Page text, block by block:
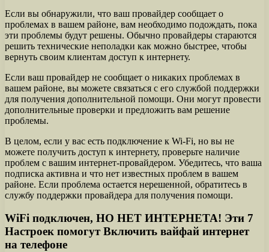
Если вы обнаружили, что ваш провайдер сообщает о
проблемах в вашем районе, вам необходимо подождать, пока
эти проблемы будут решены. Обычно провайдеры стараются
решить технические неполадки как можно быстрее, чтобы
вернуть своим клиентам доступ к интернету.
Если ваш провайдер не сообщает о никаких проблемах в
вашем районе, вы можете связаться с его службой поддержки
для получения дополнительной помощи. Они могут провести
дополнительные проверки и предложить вам решение
проблемы.
В целом, если у вас есть подключение к Wi-Fi, но вы не
можете получить доступ к интернету, проверьте наличие
проблем с вашим интернет-провайдером. Убедитесь, что ваша
подписка активна и что нет известных проблем в вашем
районе. Если проблема остается нерешенной, обратитесь в
службу поддержки провайдера для получения помощи.
WiFi подключен, НО НЕТ ИНТЕРНЕТА! Эти 7
Настроек помогут Включить вайфай интернет
на телефоне